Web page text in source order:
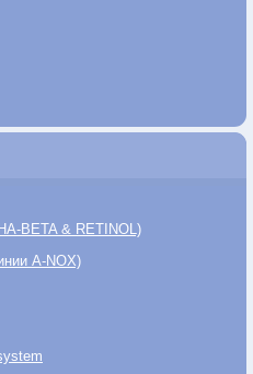
BETA & RETINOL)
A-NOX)